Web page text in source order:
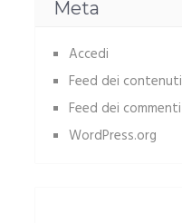
Meta
Accedi
Feed dei contenuti
Feed dei commenti
WordPress.org